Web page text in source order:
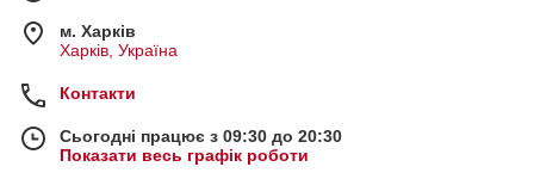
м. Харків
Харків, Україна
Контакти
Сьогодні працює з 09:30 до 20:30
Показати весь графік роботи